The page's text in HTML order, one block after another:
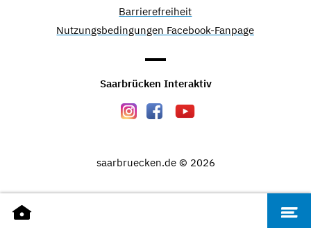
Barrierefreiheit
Nutzungsbedingungen Facebook-Fanpage
Saarbrücken Interaktiv
saarbruecken.de © 2026